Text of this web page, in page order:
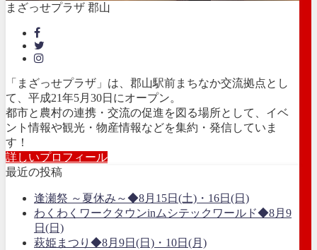
まざっせプラザ 郡山
「まざっせプラザ」は、郡山駅前まちなか交流拠点とし
て、平成21年5月30日にオープン。
都市と農村の連携・交流の促進を図る場所として、イベ
ント情報や観光・物産情報などを集約・発信していま
す！
詳しいプロフィール
最近の投稿
逢瀬祭 ～夏休み～◆8月15日(土)・16日(日)
わくわくワークタウンinムシテックワールド◆8月9
日(日)
萩姫まつり◆8月9日(日)・10日(月)